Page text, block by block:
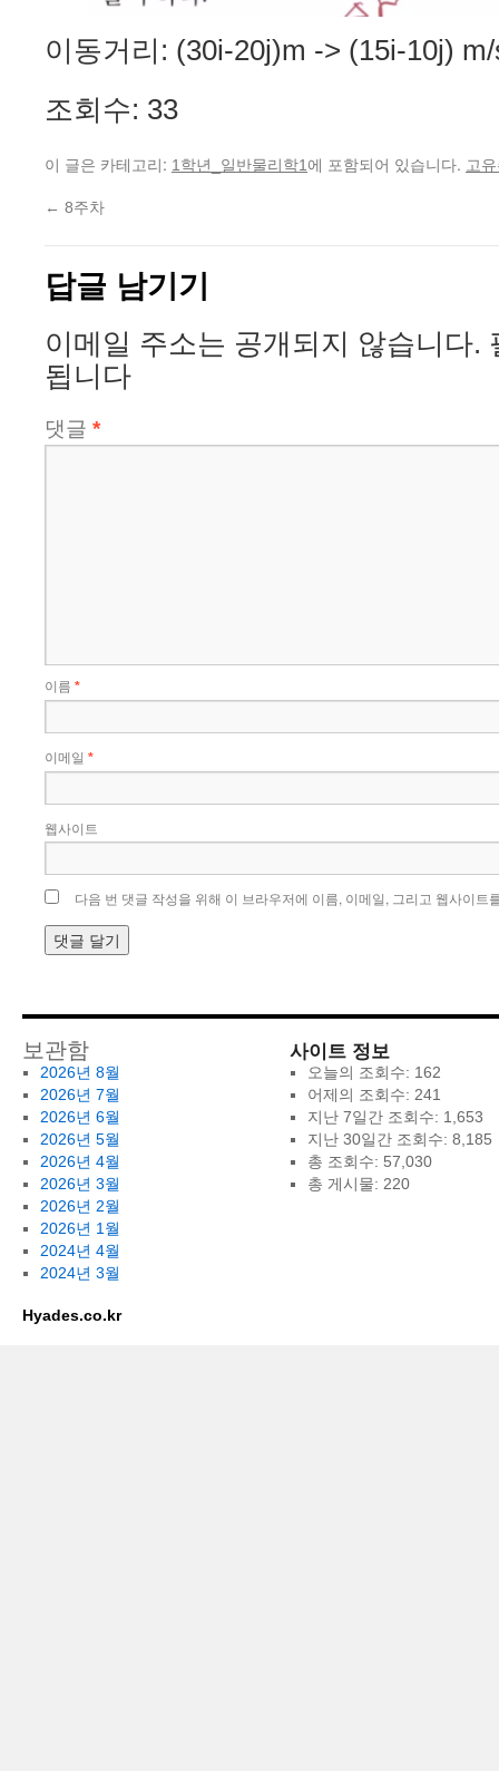
이동거리: (30i-20j)m -> (15i-10j)
조회수: 33
이 글은 카테고리: 1학년_일반물리학1 에 포함되어 있습니다. 고
← 8주차
답글 남기기
이메일 주소는 공개되지 않습니다.
됩니다
댓글 *
이름 *
이메일 *
웹사이트
다음 번 댓글 작성을 위해 이 브라우저에 이름, 이메일, 그리고 웹사이트
보관함
2026년 8월
2026년 7월
2026년 6월
2026년 5월
2026년 4월
2026년 3월
2026년 2월
2026년 1월
2024년 4월
2024년 3월
사이트 정보
오늘의 조회수: 162
어제의 조회수: 241
지난 7일간 조회수: 1,653
지난 30일간 조회수: 8,185
총 조회수: 57,030
총 게시물: 220
Hyades.co.kr